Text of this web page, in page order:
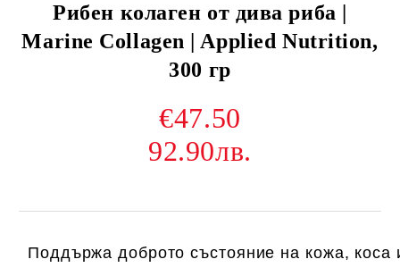
Рибен колаген от дива риба |
Marine Collagen | Applied Nutrition,
300 гр
€47.50
92.90лв.
Поддържа доброто състояние на кожа, коса